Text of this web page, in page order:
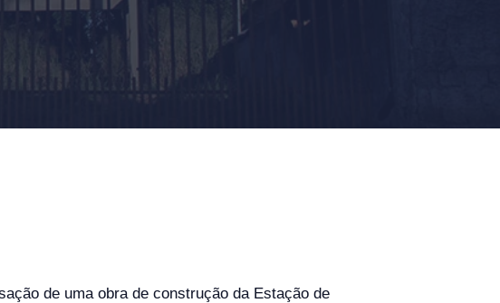
de uma obra de construção da Estação de